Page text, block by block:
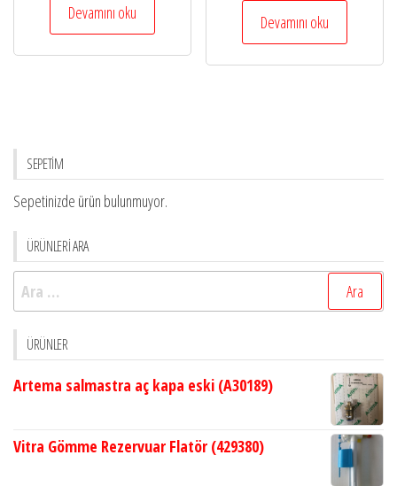
Devamını oku Devamını oku
SEPETİM
Sepetinizde ürün bulunmuyor.
ÜRÜNLERİ ARA
Arama:
ÜRÜNLER
Artema salmastra aç kapa eski (A30189)
Vitra Gömme Rezervuar Flatör (429380)